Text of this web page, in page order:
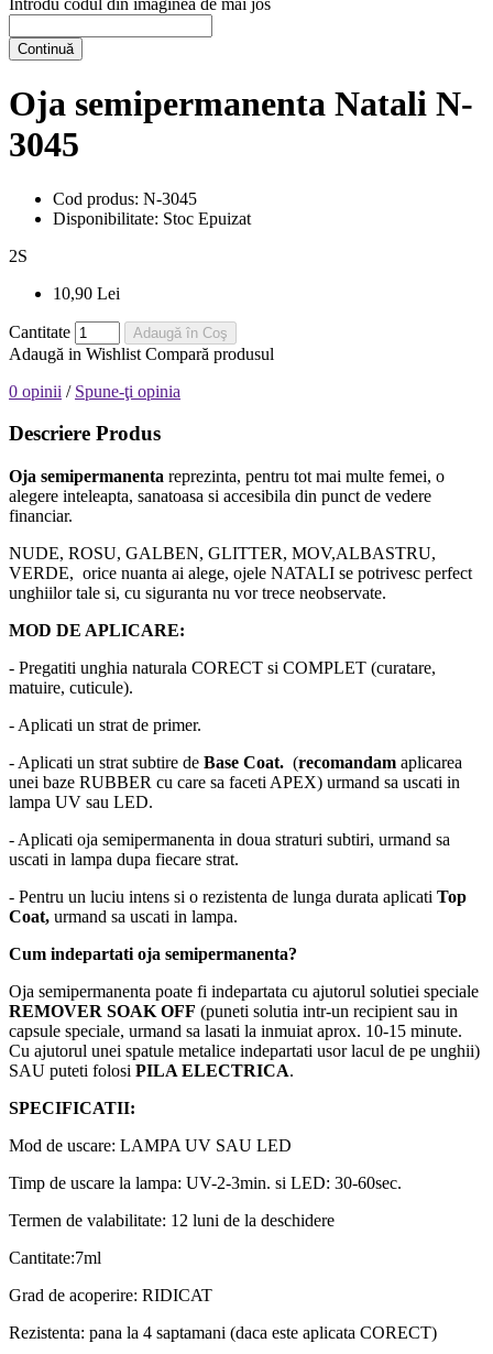
Continuă
Oja semipermanenta Natali N-
3045
Cod produs: N-3045
Disponibilitate: Stoc Epuizat
2S
10,90 Lei
Cantitate Adaugă în Coş
Adaugă in Wishlist Compară produsul
0 opinii / Spune-ţi opinia
Descriere Produs
Oja semipermanenta reprezinta, pentru tot mai multe femei, o
alegere inteleapta, sanatoasa si accesibila din punct de vedere
financiar.
NUDE, ROSU, GALBEN, GLITTER, MOV,ALBASTRU,
VERDE, orice nuanta ai alege, ojele NATALI se potrivesc perfect
unghiilor tale si, cu siguranta nu vor trece neobservate.
MOD DE APLICARE:
- Pregatiti unghia naturala CORECT si COMPLET (curatare,
matuire, cuticule).
- Aplicati un strat de primer.
- Aplicati un strat subtire de Base Coat. (recomandam aplicarea
unei baze RUBBER cu care sa faceti APEX) urmand sa uscati in
lampa UV sau LED.
- Aplicati oja semipermanenta in doua straturi subtiri, urmand sa
uscati in lampa dupa fiecare strat.
- Pentru un luciu intens si o rezistenta de lunga durata aplicati Top
Coat, urmand sa uscati in lampa.
Cum indepartati oja semipermanenta?
Oja semipermanenta poate fi indepartata cu ajutorul solutiei speciale
REMOVER SOAK OFF (puneti solutia intr-un recipient sau in
capsule speciale, urmand sa lasati la inmuiat aprox. 10-15 minute.
Cu ajutorul unei spatule metalice indepartati usor lacul de pe unghii)
SAU puteti folosi PILA ELECTRICA.
SPECIFICATII:
Mod de uscare: LAMPA UV SAU LED
Timp de uscare la lampa: UV-2-3min. si LED: 30-60sec.
Termen de valabilitate: 12 luni de la deschidere
Cantitate:7ml
Grad de acoperire: RIDICAT
Rezistenta: pana la 4 saptamani (daca este aplicata CORECT)